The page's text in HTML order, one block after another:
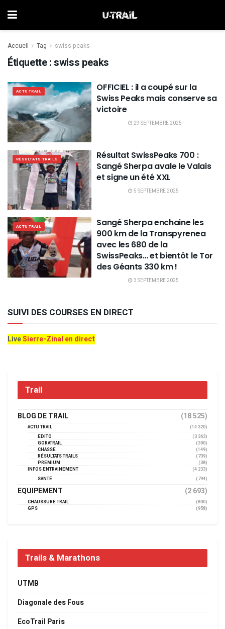
Accueil Tag swiss peaks
Étiquette :swiss peaks
ACTU TRAIL
OFFICIEL : il a coupé sur la
Swiss Peaks mais conserve sa
victoire
29 SEPTEMBRE 2025
RÉSULTATS TRAILS
Résultat SwissPeaks 700 :
Sangé Sherpa avale le Valais
et signe un été XXL
5 SEPTEMBRE 2025
ACTU TRAIL
Sangé Sherpa enchaine les
900 km de la Transpyrenea
avec les 680 de la
SwissPeaks… et bientôt le Tor
des Géants 330 km !
3 SEPTEMBRE 2025
SUIVI DES COURSES EN DIRECT
LiveSierre-Zinal en direct
Trail
BLOG DE TRAIL (18 525)
ACTU TRAIL
(14 320)
EDITO
(3 363)
GORATRAIL
(390)
CHASSE
(149)
RÉSULTATS TRAILS
(739)
PREMIUM
(38)
INFOS ENTRAINEMENT
(4 233)
SANTÉ
(794)
EQUIPEMENT (2 693)
CHAUSSURE TRAIL
(800)
GPS
(958)
Trails & Marathons
UTMB
Diagonale des Fous
EcoTrail Paris